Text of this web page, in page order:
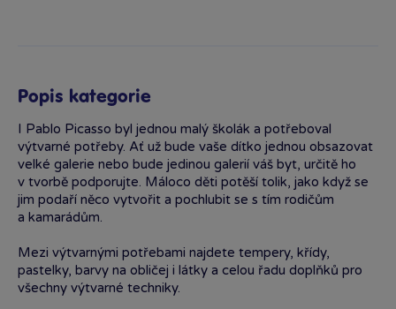
Popis kategorie
I Pablo Picasso byl jednou malý školák a potřeboval
výtvarné potřeby. Ať už bude vaše dítko jednou obsazovat
velké galerie nebo bude jedinou galerií váš byt, určitě ho
v tvorbě podporujte. Máloco děti potěší tolik, jako když se
jim podaří něco vytvořit a pochlubit se s tím rodičům
a kamarádům.
Mezi výtvarnými potřebami najdete tempery, křídy,
pastelky, barvy na obličej i látky a celou řadu doplňků pro
všechny výtvarné techniky.